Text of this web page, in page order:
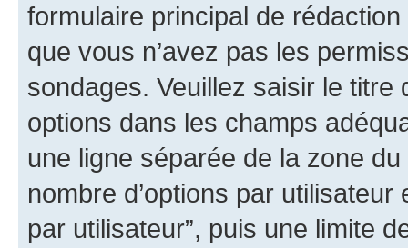
formulaire principal de
que vous n’avez pas les
sondages. Veuillez saisir le
options dans les champs
une ligne séparée de la zone
nombre d’options par
par utilisateur”, puis une limite